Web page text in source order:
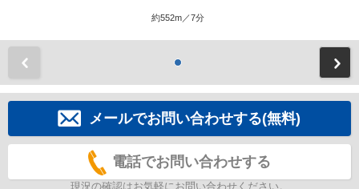
約552m／7分
メールでお問い合わせする(無料)
電話でお問い合わせする
現況の確認はお気軽にお問い合わせください。